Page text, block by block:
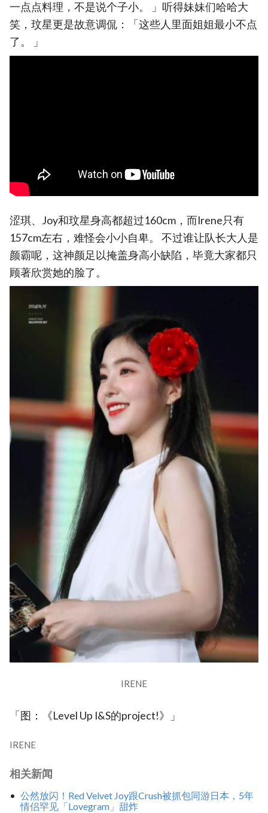
一点点料理，不是说个子小。 」听得妹妹们哈哈大
笑，玟星更是故意调侃：「这些人里面姐姐最小不点
了。 」
涩琪、Joy和玟星身高都超过160cm，而Irene只有
157cm左右，难怪会小小自卑。 不过谁让队长大人是
颜霸呢，这神颜足以掩盖身高小缺陷，毕竟大家都只
顾著欣赏她的脸了。
IRENE
「图：《Level Up I&S的project!》」
IRENE
相关新闻
公然放闪！Red Velvet Joy跟Crush被抓包同游日本，5年
情侣罕见「Lovegram」甜炸